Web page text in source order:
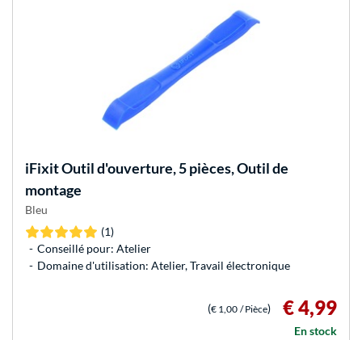
iFixitOutil d'ouverture, 5 pièces, Outil de
montage
Bleu
(1)
Conseillé pour: Atelier
Domaine d'utilisation: Atelier, Travail électronique
(€ 1,00 / Pièce) € 4,99
En stock